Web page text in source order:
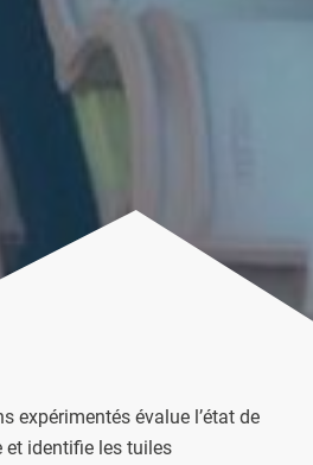
expérimentés évalue l’état de
identifie les tuiles